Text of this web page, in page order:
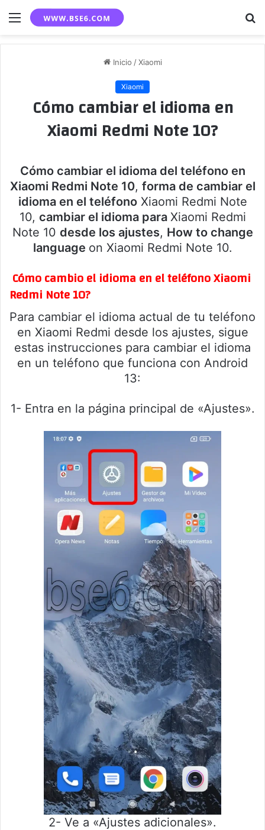
Menú
Inicio / Xiaomi
Xiaomi
Cómo cambiar el idioma en
Xiaomi Redmi Note 10?
Cómo cambiar el idioma del teléfono en
Xiaomi Redmi Note 10, forma de cambiar el
idioma en el teléfonoXiaomi Redmi Note
10, cambiar el idioma para Xiaomi Redmi
Note 10 desde los ajustes, How to change
language on Xiaomi Redmi Note 10.
Cómo cambio el idioma en el teléfono Xiaomi
Redmi Note 10?
Para cambiar el idioma actual de tu teléfono
en Xiaomi Redmi desde los ajustes, sigue
estas instrucciones para cambiar el idioma
en un teléfono que funciona con Android
13:
1- Entra en la página principal de «Ajustes».
2- Ve a «Ajustes adicionales».